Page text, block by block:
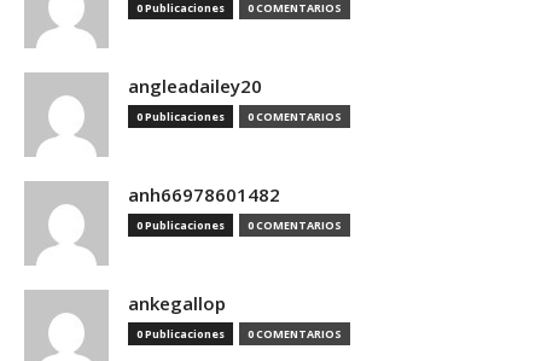
0 Publicaciones 0 COMENTARIOS
angleadailey20
0 Publicaciones 0 COMENTARIOS
anh66978601482
0 Publicaciones 0 COMENTARIOS
ankegallop
0 Publicaciones 0 COMENTARIOS